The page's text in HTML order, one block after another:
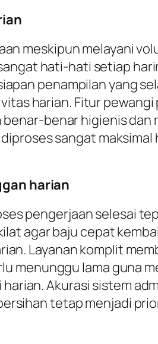
meskipun melayani
hati-hati setiap
penampilan yang
harian. Fitur
benar higienis dan
sangat maksimal
harian
pengerjaan selesai
agar baju cepat
Layanan komplit
menunggu lama guna
Akurasi sistem
tetap menjadi